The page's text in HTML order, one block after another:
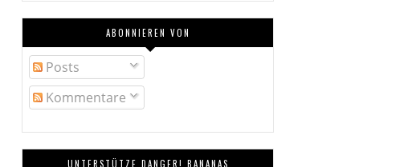
ABONNIEREN VON
Posts
Kommentare
UNTERSTÜTZE DANGER! BANANAS